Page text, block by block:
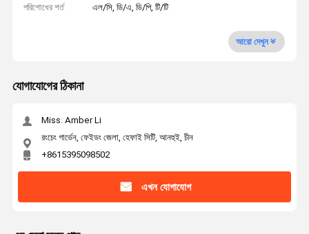
পরিশোধের শর্ত এল/সি, ডি/এ, ডি/পি, টি/টি
আরো দেখুন
যোগাযোগের ঠিকানা
Miss. Amber Li
রংচেং গার্ডেন, ফেইডং জেলা, হেফাই সিটি, আনহুই, চীন
+8615395098502
এখন যোগাযোগ